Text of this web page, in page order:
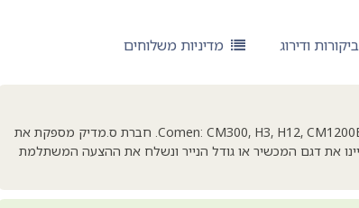
ביקורות ודירוג מדיניות משלוחים
גלילי נייר א.ק.ג תרמי 80 מ"מ. מארז של 3 יחידות. תואם לדגמי Comen: CM300, H3, H12, CM1200B. חברת ס.מדיק מספקת את
את דגם המכשיר או גודל הנייר ונשלח את ההצעה המשתלמת